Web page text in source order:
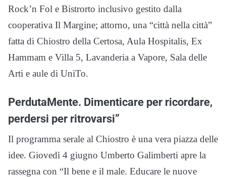
Rock’n Fol e Bistrorto inclusivo gestito dalla
cooperativa Il Margine; attorno, una “città nella città”
fatta di Chiostro della Certosa, Aula Hospitalis, Ex
Hammam e Villa 5, Lavanderia a Vapore, Sala delle
Arti e aule di UniTo.
PerdutaMente. Dimenticare per ricordare,
perdersi per ritrovarsi”
Il programma serale al Chiostro è una vera piazza delle
idee. Giovedì 4 giugno Umberto Galimberti apre la
rassegna con “Il bene e il male. Educare le nuove